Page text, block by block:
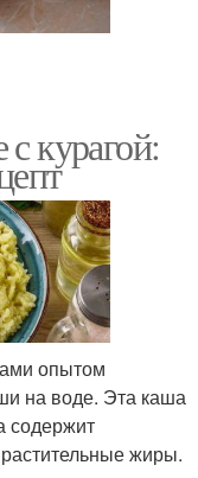
курагой:
опытом
на воде. Эта каша
содержит
жиры.